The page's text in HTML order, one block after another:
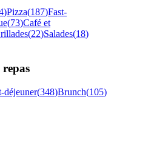
)Pizza(187)Fast-
(73)Café et
(22)Salades(18)
déjeuner(348)Brunch(105)